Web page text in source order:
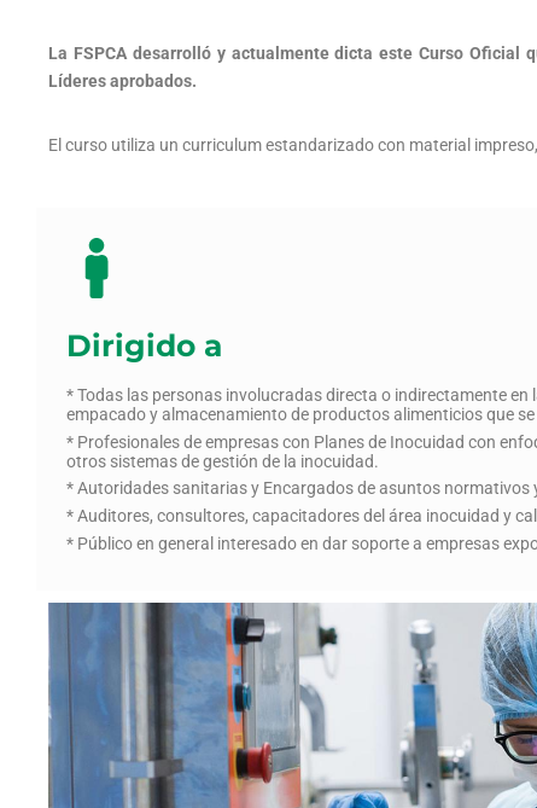
La FSPCA desarrolló y actualmente dicta este Curso Oficial
Líderes aprobados.
El curso utiliza un curriculum estandarizado con material
Dirigido a
* Todas las personas involucradas directa o indirectamente
empacado y almacenamiento de productos alimenticios que se
* Profesionales de empresas con Planes de Inocuidad con
otros sistemas de gestión de la inocuidad.
* Autoridades sanitarias y Encargados de asuntos
* Auditores, consultores, capacitadores del área inocuidad y
* Público en general interesado en dar soporte a empresas